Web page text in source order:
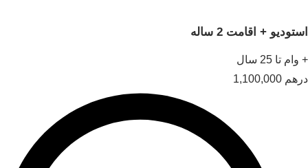
+ اقامت 2 ساله
تا 25 سال
1,100,000